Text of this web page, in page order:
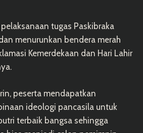
tugas Paskibraka
menurunkan bendera merah
Kemerdekaan dan Hari Lahir
peserta mendapatkan
ideologi pancasila untuk
terbaik bangsa sehingga